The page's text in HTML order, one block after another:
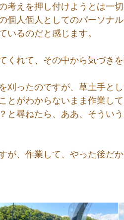
考えを押し付けようとは一切
個人個人としてのパーソナ
いるのだと感じます。
れて、その中から気づきを
刈ったのですが、草土手と
とがわからないまま作業し
と尋ねたら、ああ、そうい
が、作業して、やった後だ